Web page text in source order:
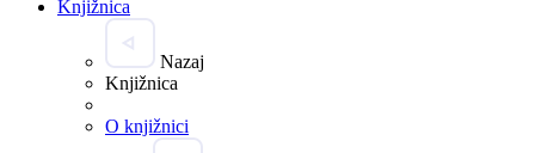
Knjižnica
Nazaj
Knjižnica
O knjižnici